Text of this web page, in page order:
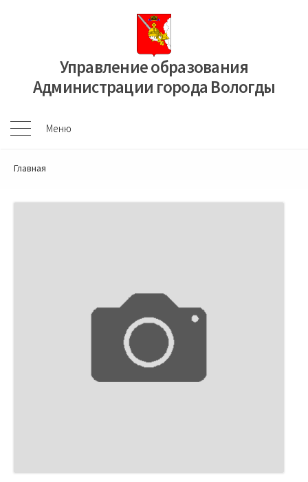
Управление образования
Администрации города Вологды
Меню
Меню
Главная